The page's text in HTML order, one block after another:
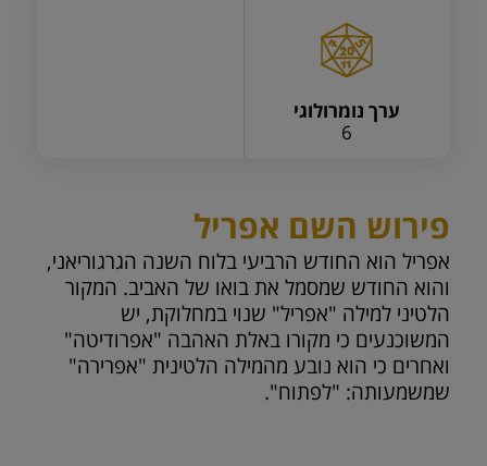
ערך נומרולוגי
6
פירוש השם אפריל
אפריל הוא החודש הרביעי בלוח השנה הגרגוריאני,
והוא החודש שמסמל את בואו של האביב. המקור
הלטיני למילה "אפריל" שנוי במחלוקת, יש
המשוכנעים כי מקורו באלת האהבה "אפרודיטה"
ואחרים כי הוא נובע מהמילה הלטינית "אפרירה"
שמשמעותה: "לפתוח".